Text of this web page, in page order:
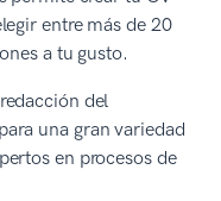
entre más de 20
a tu gusto.
del
para una gran variedad
en procesos de